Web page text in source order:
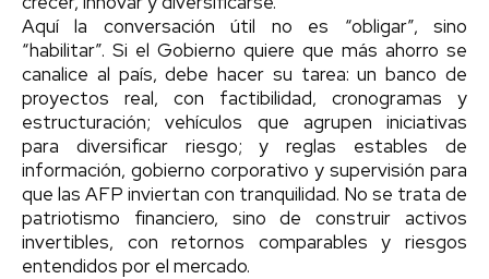
Aquí la conversación útil no es “obligar”, sino
“habilitar”. Si el Gobierno quiere que más ahorro se
canalice al país, debe hacer su tarea: un banco de
proyectos real, con factibilidad, cronogramas y
estructuración; vehículos que agrupen iniciativas
para diversificar riesgo; y reglas estables de
información, gobierno corporativo y supervisión para
que las AFP inviertan con tranquilidad. No se trata de
patriotismo financiero, sino de construir activos
invertibles, con retornos comparables y riesgos
entendidos por el mercado.